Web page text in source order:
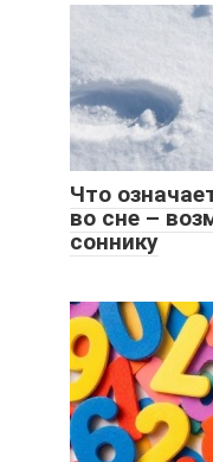
Что
во сне –
соннику